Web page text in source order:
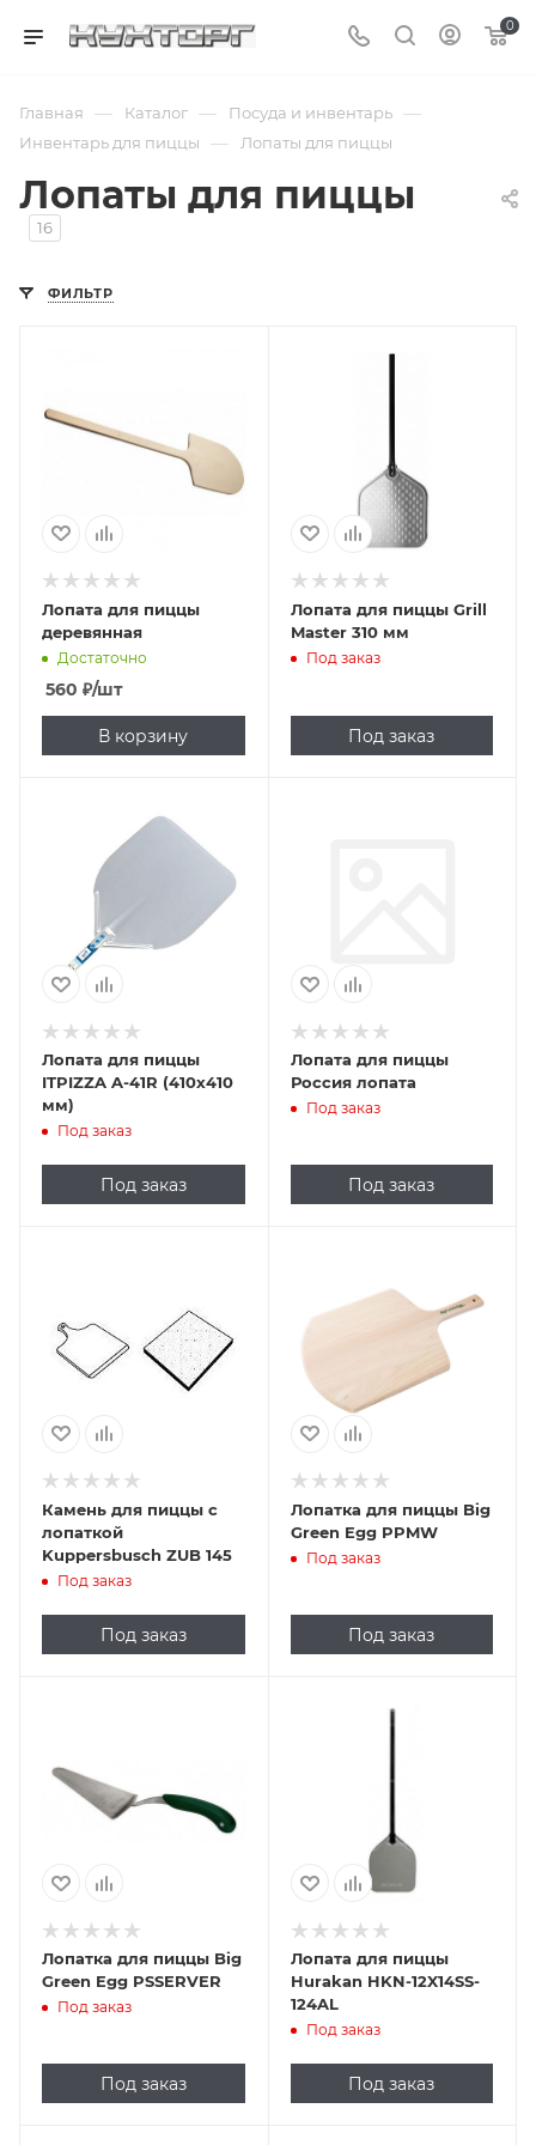
0
Главная — Каталог — Посуда и инвентарь —
Инвентарь для пиццы — Лопаты для пиццы
Лопаты для пиццы
16
ФИЛЬТР
Лопата для пиццы
деревянная
Достаточно
560 ₽/шт
В корзину
Лопата для пиццы Grill
Master 310 мм
Под заказ
Под заказ
Лопата для пиццы
ITPIZZA A-41R (410х410
мм)
Под заказ
Под заказ
Лопата для пиццы
Россия лопата
Под заказ
Под заказ
Камень для пиццы с
лопаткой
Kuppersbusch ZUB 145
Под заказ
Под заказ
Лопатка для пиццы Big
Green Egg PPMW
Под заказ
Под заказ
Лопатка для пиццы Big
Green Egg PSSERVER
Под заказ
Под заказ
Лопата для пиццы
Hurakan HKN-12X14SS-
124AL
Под заказ
Под заказ